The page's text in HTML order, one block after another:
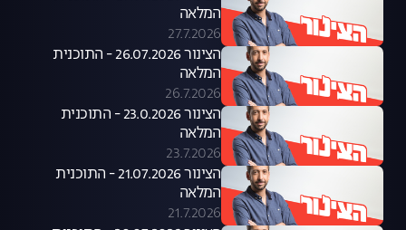
המלאה
27.7.2026
הצינור 26.07.2026 - התוכנית
המלאה
26.7.2026
הצינור 23.0.2026 - התוכנית
המלאה
23.7.2026
הצינור 21.07.2026 - התוכנית
המלאה
21.7.2026